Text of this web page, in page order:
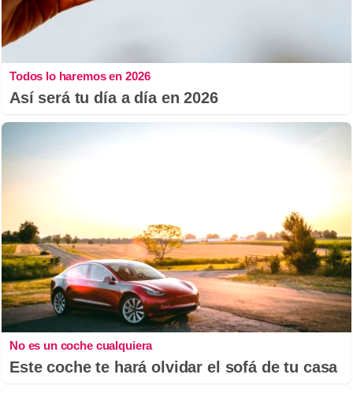
Todos lo haremos en 2026
Así será tu día a día en 2026
No es un coche cualquiera
Este coche te hará olvidar el sofá de tu casa